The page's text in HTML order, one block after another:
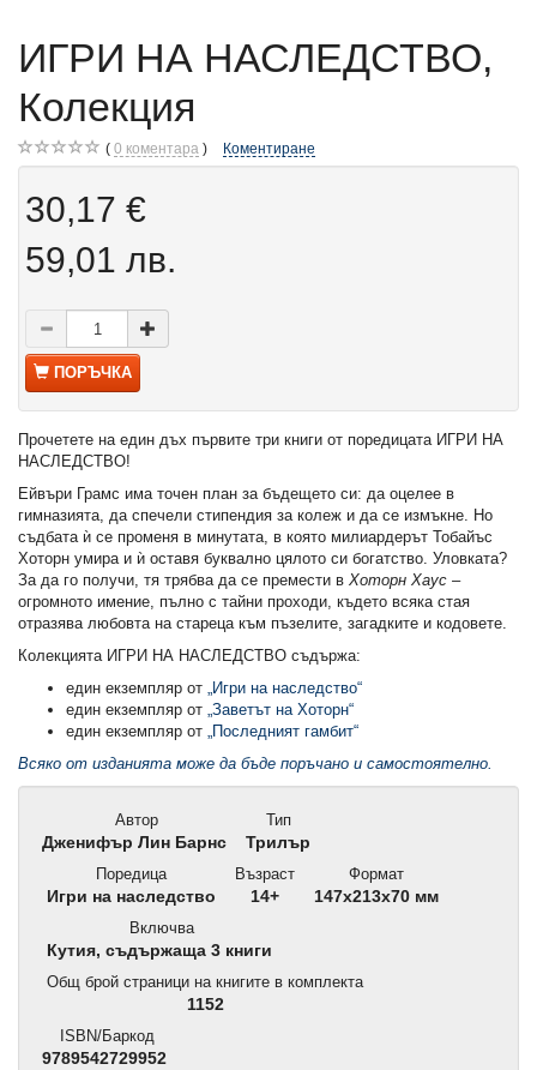
ИГРИ НА НАСЛЕДСТВО,
Колекция
0 коментара Коментиране
30,17 €
59,01 лв.
ПОРЪЧКА
Прочетете на един дъх първите три книги от поредицата ИГРИ НА
НАСЛЕДСТВО!
Ейвъри Грамс има точен план за бъдещето си: да оцелее в
гимназията, да спечели стипендия за колеж и да се измъкне. Но
съдбата ѝ се променя в минутата, в която милиардерът Тобайъс
Хоторн умира и ѝ оставя буквално цялото си богатство. Уловката?
За да го получи, тя трябва да се премести в Хоторн Хаус –
огромното имение, пълно с тайни проходи, където всяка стая
отразява любовта на стареца към пъзелите, загадките и кодовете.
Колекцията ИГРИ НА НАСЛЕДСТВО съдържа:
един екземпляр от „Игри на наследство“
един екземпляр от „Заветът на Хоторн“
един екземпляр от „Последният гамбит“
Всяко от изданията може да бъде поръчано и самостоятелно.
Автор
Дженифър Лин Барнс
Тип
Трилър
Поредица
Игри на наследство
Възраст
14+
Формат
147x213x70 мм
Включва
Кутия, съдържаща 3 книги
Общ брой страници на книгите в комплекта
1152
ISBN/Баркод
9789542729952